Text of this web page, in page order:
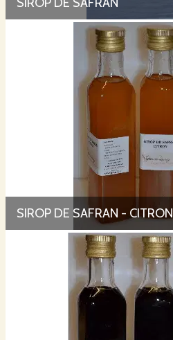
SIROP DE SAFRAN - CITRON